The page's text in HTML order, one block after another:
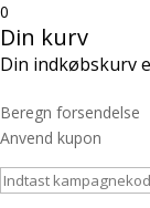
0
Din kurv
Din indkøbskurv
Beregn forsendelse
Anvend kupon